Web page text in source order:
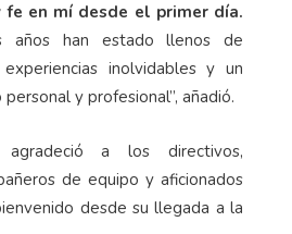
fe en mí desde el primer día.
años han estado llenos de
inolvidables y un
y profesional”, añadió.
agradeció a los directivos,
de equipo y aficionados
desde su llegada a la